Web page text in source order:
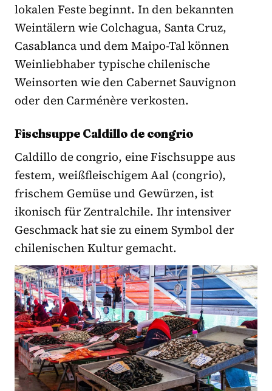
lokalen Feste beginnt. In den bekannten
Weintälern wie Colchagua, Santa Cruz,
Casablanca und dem Maipo-Tal können
Weinliebhaber typische chilenische
Weinsorten wie den Cabernet Sauvignon
oder den Carménère verkosten.
Fischsuppe Caldillo de congrio
Caldillo de congrio, eine Fischsuppe aus
festem, weißfleischigem Aal (congrio),
frischem Gemüse und Gewürzen, ist
ikonisch für Zentralchile. Ihr intensiver
Geschmack hat sie zu einem Symbol der
chilenischen Kultur gemacht.